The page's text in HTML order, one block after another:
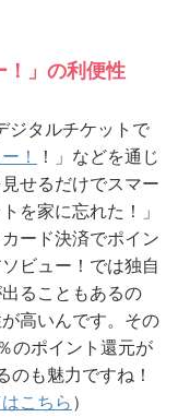
！」の利便性
ジタルチケットで
！
！」などを通じ
せるだけでスマー
を家に忘れた！」
ード決済でポイン
ビュー！では独自
ることもあるの
高いんです。その
のポイント還元が
のも魅力ですね！
こちら ）